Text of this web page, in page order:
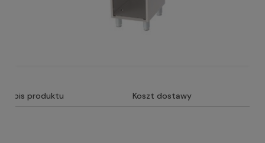
Opis produktu Koszt dostawy